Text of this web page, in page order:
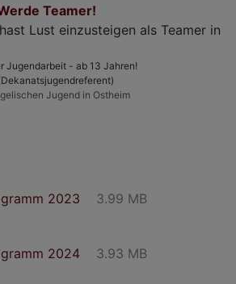
Teamer!
Lust einzusteigen als Teamer in
Jugendarbeit - ab 13 Jahren!
Jugend in Ostheim
2023 3.99 MB
2024 3.93 MB